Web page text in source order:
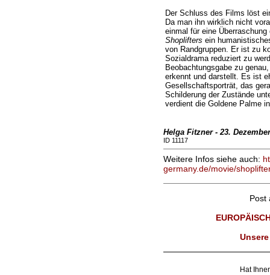
Der Schluss des Films löst
Da man ihn wirklich nicht
einmal für eine
Shoplifters ein
von Randgruppen. Er ist zu
Sozialdrama reduziert zu
Beobachtungsgabe zu
erkennt und darstellt. Es ist
Gesellschaftsporträt, das
Schilderung der Zustände
verdient die Goldene Palme
Helga Fitzner - 23.
ID 11117
Weitere Infos siehe auch:
germany.de/movie/
Post
Hat